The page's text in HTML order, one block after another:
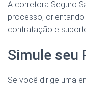
A corretora Seguro
processo,
contratação e
Simule seu
Se você dirige uma